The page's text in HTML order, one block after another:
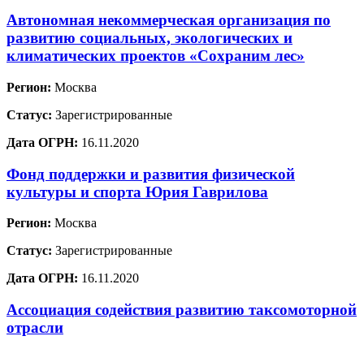
Автономная некоммерческая организация по
развитию социальных, экологических и
климатических проектов «Сохраним лес»
Регион: Москва
Статус: Зарегистрированные
Дата ОГРН: 16.11.2020
Фонд поддержки и развития физической
культуры и спорта Юрия Гаврилова
Регион: Москва
Статус: Зарегистрированные
Дата ОГРН: 16.11.2020
Ассоциация содействия развитию таксомоторной
отрасли